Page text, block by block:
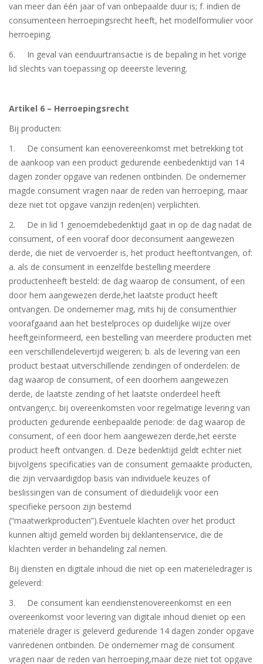
van meer dan één jaar of van onbepaalde duur is; f. indien de
consumenteen herroepingsrecht heeft, het modelformulier voor
herroeping.
6. In geval van eenduurtransactie is de bepaling in het vorige
lid slechts van toepassing op deeerste levering.
Artikel 6 – Herroepingsrecht
Bij producten:
1. De consument kan eenovereenkomst met betrekking tot
de aankoop van een product gedurende eenbedenktijd van 14
dagen zonder opgave van redenen ontbinden. De ondernemer
magde consument vragen naar de reden van herroeping, maar
deze niet tot opgave vanzijn reden(en) verplichten.
2. De in lid 1 genoemdebedenktijd gaat in op de dag nadat de
consument, of een vooraf door deconsument aangewezen
derde, die niet de vervoerder is, het product heeftontvangen, of:
a. als de consument in eenzelfde bestelling meerdere
productenheeft besteld: de dag waarop de consument, of een
door hem aangewezen derde,het laatste product heeft
ontvangen. De ondernemer mag, mits hij de consumenthier
voorafgaand aan het bestelproces op duidelijke wijze over
heeftgeïnformeerd, een bestelling van meerdere producten met
een verschillendelevertijd weigeren; b. als de levering van een
product bestaat uitverschillende zendingen of onderdelen: de
dag waarop de consument, of een doorhem aangewezen
derde, de laatste zending of het laatste onderdeel heeft
ontvangen;c. bij overeenkomsten voor regelmatige levering van
producten gedurende eenbepaalde periode: de dag waarop de
consument, of een door hem aangewezen derde,het eerste
product heeft ontvangen. d. Deze bedenktijd geldt echter niet
bijvolgens specificaties van de consument gemaakte producten,
die zijn vervaardigdop basis van individuele keuzes of
beslissingen van de consument of dieduidelijk voor een
specifieke persoon zijn bestemd
(“maatwerkproducten”).Eventuele klachten over het product
kunnen altijd gemeld worden bij deklantenservice, die de
klachten verder in behandeling zal nemen.
Bij diensten en digitale inhoud die niet op een materiëledrager is
geleverd:
3. De consument kan eendienstenovereenkomst en een
overeenkomst voor levering van digitale inhoud dieniet op een
materiële drager is geleverd gedurende 14 dagen zonder opgave
vanredenen ontbinden. De ondernemer mag de consument
vragen naar de reden van herroeping,maar deze niet tot opgave